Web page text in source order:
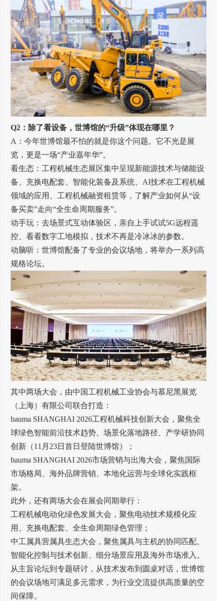
Q2：除了看设备，世博馆的“升级”体现在哪里？
A：今年世博馆最不怕的就是你这个问题。它不光是展
览，更是一场“产业嘉年华”。
看生态：工程机械生态展区集中呈现新能源技术与储能设
备、充换电配套、智能化装备及系统、AI技术在工程机械
领域的应用、工程机械融资租赁等，了解产业如何从“设
备买卖”走向“全生命周期服务”。
动手玩：去场景式互动体验区，亲自上手试试5G远程遥
控、看看数字工地模拟，技术不再是冷冰冰的参数。
动脑听：世博馆配备了专业的会议场地，将举办一系列高
规格论坛。
其中两场大会，由中国工程机械工业协会与慕尼黑展览
（上海）有限公司联合打造：
bauma SHANGHAI 2026工程机械科技创新大会，聚焦全
球绿色智能前沿技术趋势、场景化落地路径、产学研协同
创新（11月23日首日登陆世博馆）；
bauma SHANGHAI 2026市场营销与出海大会，聚焦国际
市场格局、海外品牌营销、本地化运营与全球化实践框
架。
此外，还有两场大会在展会同期举行：
工程机械电动化绿色发展大会，聚焦电动技术规模化应
用、充换电配套、全生命周期绿色管理；
中工属具营属具生态大会，聚焦属具与主机的协同匹配、
智能化控制与技术创新、细分场景应用及海外市场准入。
从主旨论坛到专题研讨，从技术发布到圆桌对话，世博馆
的会议场地可满足多元需求，为行业交流提供高质量的空
间保障。